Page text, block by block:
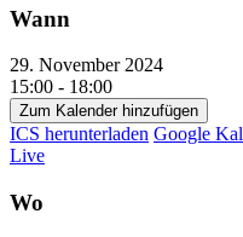
Wann
29. November 2024
15:00 - 18:00
Zum Kalender hinzufügen
ICS herunterladen Google
Live
Wo